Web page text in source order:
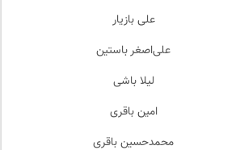
علی بازیار
علی‌اصغر باستین
لیلا باشی
امین باقری
محمدحسین باقری